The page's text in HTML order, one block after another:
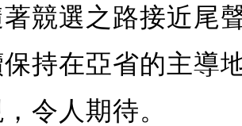
著競選之路接近尾
持在亞省的主導
令人期待。